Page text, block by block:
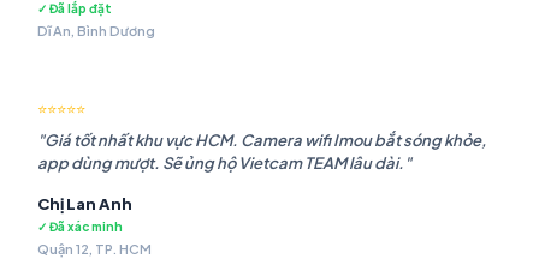
✓ Đã lắp đặt
Dĩ An, Bình Dương
⭐⭐⭐⭐⭐
"Giá tốt nhất khu vực HCM. Camera wifi Imou bắt sóng khỏe,
app dùng mượt. Sẽ ủng hộ Vietcam TEAM lâu dài."
Chị Lan Anh
✓ Đã xác minh
Quận 12, TP. HCM